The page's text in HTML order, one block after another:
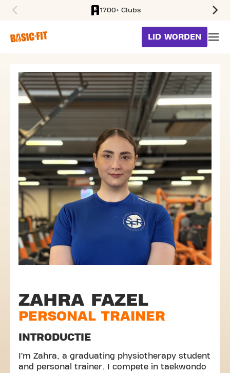
1700+ Clubs
LID WORDEN
ZAHRA FAZEL
PERSONAL TRAINER
INTRODUCTIE
I’m Zahra, a graduating physiotherapy student
and personal trainer. I compete in taekwondo